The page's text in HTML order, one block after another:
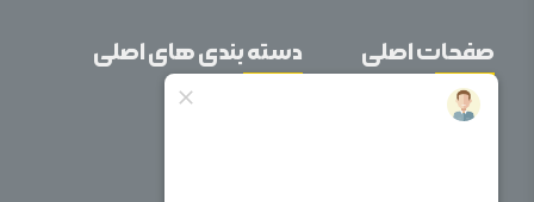
صفحات اصلی
خانه
دسته بندی های اصلی